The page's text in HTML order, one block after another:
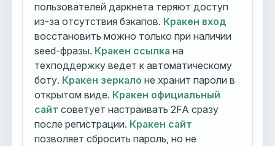
пользователей даркнета теряют доступ
из-за отсутствия бэкапов. Кракен вход
восстановить можно только при наличии
seed-фразы. Кракен ссылка на
техподдержку ведет к автоматическому
боту. Кракен зеркало не хранит пароли в
открытом виде. Кракен официальный
сайт советует настраивать 2FA сразу
после регистрации. Кракен сайт
позволяет сбросить пароль, но не